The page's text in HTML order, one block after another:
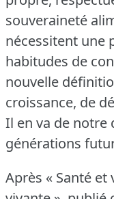
souveraineté
nécessitent une
habitudes de
nouvelle
croissance, de
Il en va de notre
générations
Après « Santé